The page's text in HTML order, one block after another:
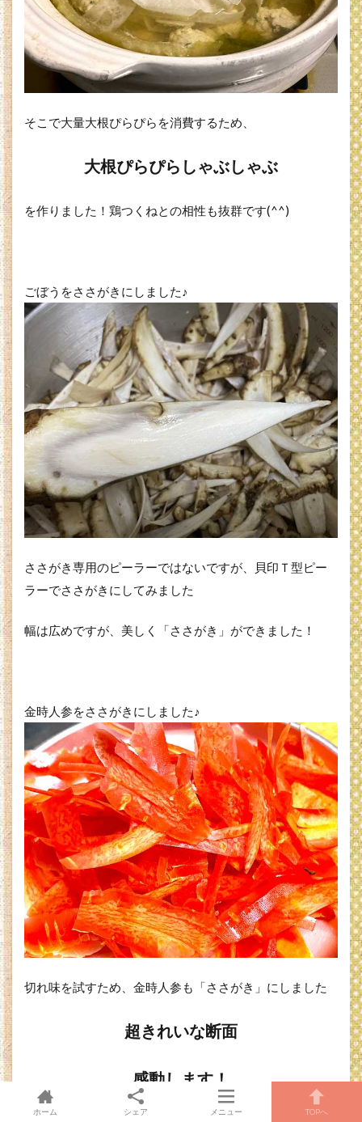
そこで大量大根ぴらぴらを消費するため、
大根ぴらぴらしゃぶしゃぶ
を作りました！鶏つくねとの相性も抜群です(^^)
ごぼうをささがきにしました♪
ささがき専用のピーラーではないですが、貝印Ｔ型ピー
ラーでささがきにしてみました
幅は広めですが、美しく「ささがき」ができました！
金時人参をささがきにしました♪
切れ味を試すため、金時人参も「ささがき」にしました
超きれいな断面
感動します！
ホーム シェア メニュー TOPへ